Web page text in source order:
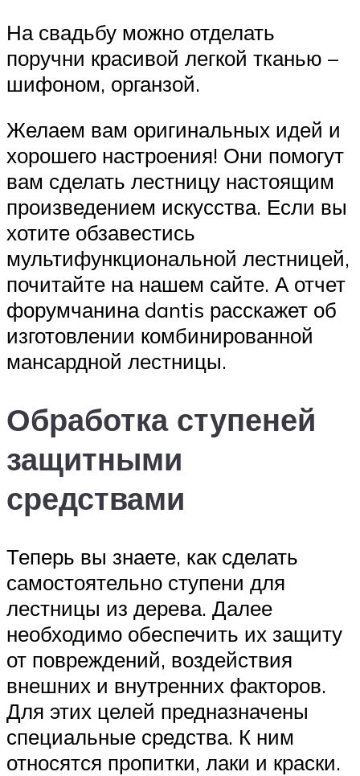
На свадьбу можно отделать
поручни красивой легкой тканью –
шифоном, органзой.
Желаем вам оригинальных идей и
хорошего настроения! Они помогут
вам сделать лестницу настоящим
произведением искусства. Если вы
хотите обзавестись
мультифункциональной лестницей,
почитайте на нашем сайте. А отчет
форумчанина dantis расскажет об
изготовлении комбинированной
мансардной лестницы.
Обработка ступеней
защитными
средствами
Теперь вы знаете, как сделать
самостоятельно ступени для
лестницы из дерева. Далее
необходимо обеспечить их защиту
от повреждений, воздействия
внешних и внутренних факторов.
Для этих целей предназначены
специальные средства. К ним
относятся пропитки, лаки и краски.